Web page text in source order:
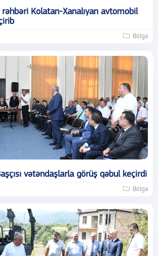
rəhbəri Kolatan-Xanalıyan avtomobil
Bölgə
vətəndaşlarla görüş qəbul keçirdi
Bölgə